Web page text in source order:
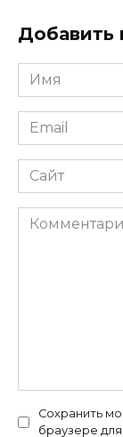
Добавить
Имя
*
Email
*
Сайт
Комментарий
Сохранить
браузере